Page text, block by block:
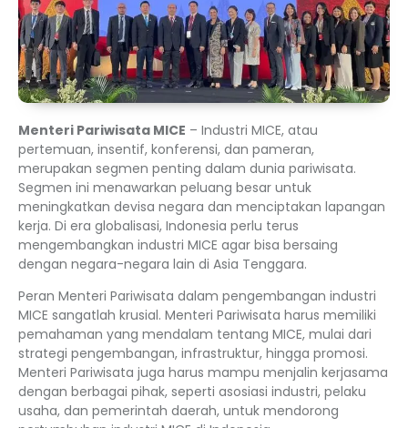
Menteri Pariwisata MICE – Industri MICE, atau
pertemuan, insentif, konferensi, dan pameran,
merupakan segmen penting dalam dunia pariwisata.
Segmen ini menawarkan peluang besar untuk
meningkatkan devisa negara dan menciptakan lapangan
kerja. Di era globalisasi, Indonesia perlu terus
mengembangkan industri MICE agar bisa bersaing
dengan negara-negara lain di Asia Tenggara.
Peran Menteri Pariwisata dalam pengembangan industri
MICE sangatlah krusial. Menteri Pariwisata harus memiliki
pemahaman yang mendalam tentang MICE, mulai dari
strategi pengembangan, infrastruktur, hingga promosi.
Menteri Pariwisata juga harus mampu menjalin kerjasama
dengan berbagai pihak, seperti asosiasi industri, pelaku
usaha, dan pemerintah daerah, untuk mendorong